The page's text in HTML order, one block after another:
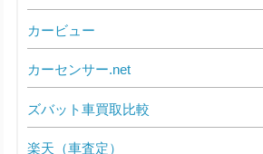
カービュー
カーセンサー.net
ズバット車買取比較
楽天（車査定）